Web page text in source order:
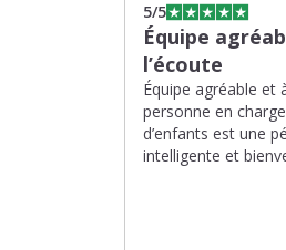
5/5
Équipe
l’écoute
Équipe agréable et
personne en
d’enfants est une
intelligente et